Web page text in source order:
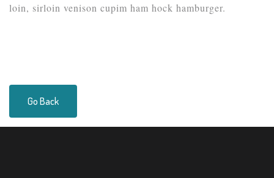
loin, sirloin venison cupim ham hock hamburger.
Go Back